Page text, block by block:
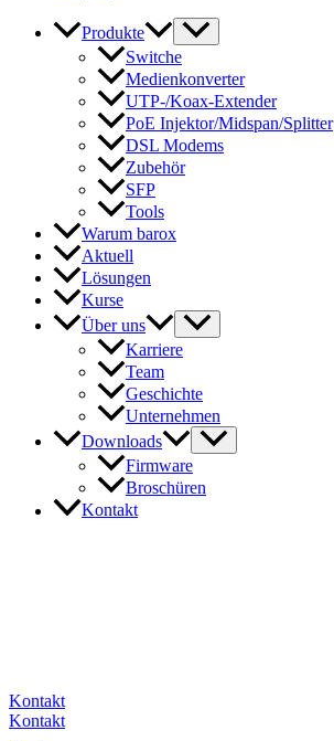
Produkte
Switche
Medienkonverter
UTP-/Koax-Extender
PoE Injektor/Midspan/Splitter
DSL Modems
Zubehör
SFP
Tools
Warum barox
Aktuell
Lösungen
Kurse
Über uns
Karriere
Team
Geschichte
Unternehmen
Downloads
Firmware
Broschüren
Kontakt
Kontakt
Kontakt